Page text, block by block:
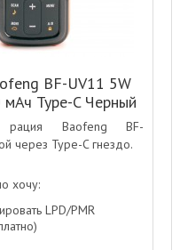
BF-UV11 5W
Type-C Черный
рация Baofeng BF-
через Type-C гнездо.
хочу:
LPD/PMR